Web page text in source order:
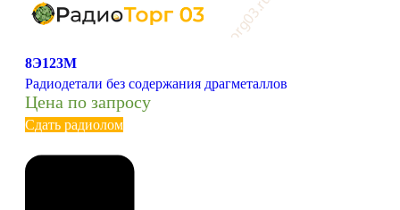
8Э123М
Радиодетали без содержания драгметаллов
Цена по запросу
Сдать радиолом